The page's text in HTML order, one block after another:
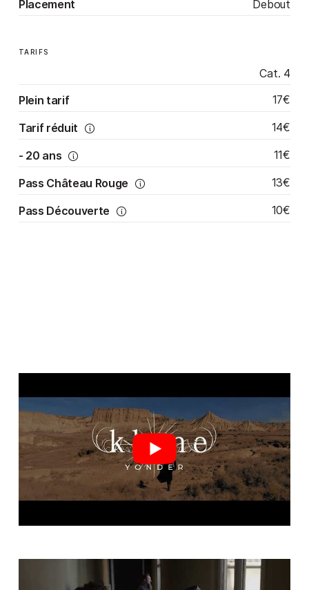
Placement Debout
TARIFS
Cat. 4
Plein tarif
17€
Tarif réduit 14€
- 20 ans 11€
Pass Château Rouge 13€
Pass Découverte 10€